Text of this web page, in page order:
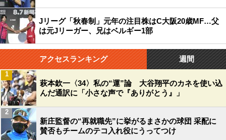
Jリーグ「秋春制」元年の注目株はC大阪20歳MF…父
は元Jリーガー、兄はベルギー1部
アクセスランキング 週間
萩本欽一〈34〉私の“運”論 大谷翔平のカネを使い込
んだ通訳に「小さな声で『ありがとう』」
1
新庄監督の“再就職先”に挙がるまさかの球団 采配に
賛否もチームのテコ入れ役にうってつけ
2